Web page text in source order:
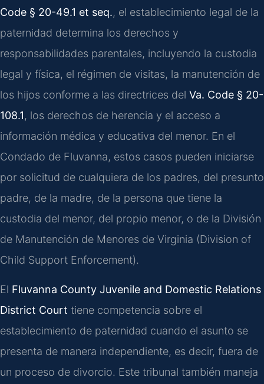
Code § 20-49.1 et seq., el establecimiento legal de la
paternidad determina los derechos y
responsabilidades parentales, incluyendo la custodia
legal y física, el régimen de visitas, la manutención de
los hijos conforme a las directrices del Va. Code § 20-
108.1, los derechos de herencia y el acceso a
información médica y educativa del menor. En el
Condado de Fluvanna, estos casos pueden iniciarse
por solicitud de cualquiera de los padres, del presunto
padre, de la madre, de la persona que tiene la
custodia del menor, del propio menor, o de la División
de Manutención de Menores de Virginia (Division of
Child Support Enforcement).
El Fluvanna County Juvenile and Domestic Relations
District Court tiene competencia sobre el
establecimiento de paternidad cuando el asunto se
presenta de manera independiente, es decir, fuera de
un proceso de divorcio. Este tribunal también maneja